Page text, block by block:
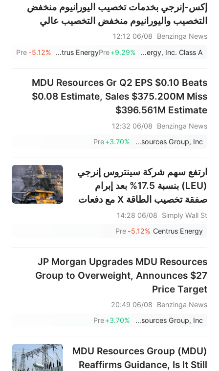
إكس-إنرجي بخدمات تخصيب اليورانيوم منخفض
التخصيب واليورانيوم منخفض التخصيب عالي
التركيز؛ ولم يتم الكشف عن الشروط.
Benzinga News
06/08 12:12
X-Energy, Inc. Class A
+9.29%
Pre
Centrus Energy
-5.12%
Pre
MDU Resources Gr Q2 EPS $0.10 Beats
$0.08 Estimate, Sales $375.200M Miss
$396.561M Estimate
Benzinga News
06/08 12:32
MDU Resources Group, Inc.
+3.70%
Pre
ارتفع سهم شركة سينتروس إنرجي
(LEU) بنسبة 17.5% بعد إبرام
صفقة تخصيب الطاقة X مع دفعات
مسبقة - ما الذي تغير؟
Simply Wall St
06/08 14:28
Centrus Energy
-5.12%
Pre
JP Morgan Upgrades MDU Resources
Group to Overweight, Announces $27
Price Target
Benzinga News
06/08 20:49
MDU Resources Group, Inc.
+3.70%
Pre
MDU Resources Group (MDU)
Reaffirms Guidance, Is It Still